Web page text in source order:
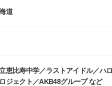
道
恵比寿中学／ラストアイドル／ハ
ジェクト／AKB48グループ など